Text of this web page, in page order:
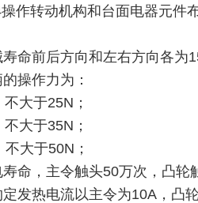
作转动机构和台面电器元件
命前后方向和左右方向各为
操作力为：
大于25N；
大于35N；
大于50N；
命，主令触头50万次，凸轮
发热电流以主令为10A，凸